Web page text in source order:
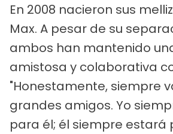
En 2008 nacieron sus
Max. A pesar de su
ambos han mantenido
amistosa y colaborativa
"Honestamente, siempre
grandes amigos. Yo
para él; él siempre estará